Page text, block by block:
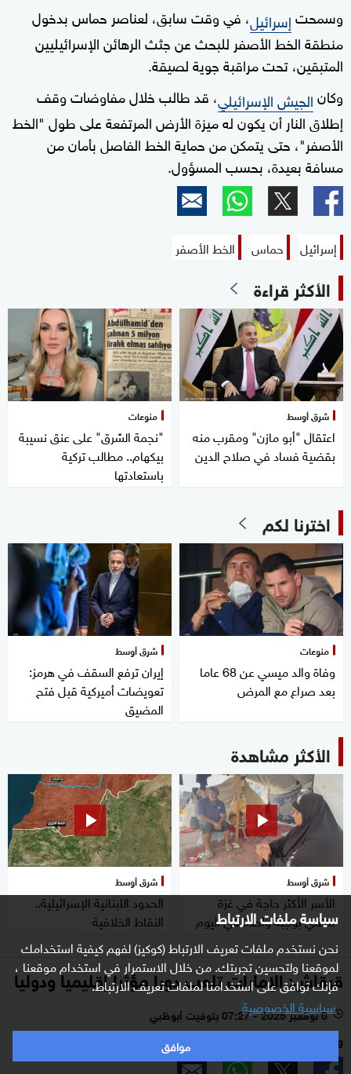
سياسة ملفات الارتباط
نحن نستخدم ملفات تعريف الارتباط (كوكيز) لفهم كيفية استخدامك
لموقعنا ولتحسين تجربتك. من خلال الاستمرار في استخدام موقعنا ،
فإنك توافق على استخدامنا لملفات تعريف الارتباط.
سياسية الخصوصية
موافق
وسمحتإسرائيل، في وقت سابق، لعناصر حماس بدخول
منطقة الخط الأصفر للبحث عن جثث الرهائن الإسرائيليين
المتبقين، تحت مراقبة جوية لصيقة.
وكانالجيش الإسرائيلي، قد طالب خلال مفاوضات وقف
إطلاق النار أن يكون له ميزة الأرض المرتفعة على طول "الخط
الأصفر"، حتى يتمكن من حماية الخط الفاصل بأمان من
مسافة بعيدة، بحسب المسؤول.
إسرائيل حماس الخط الأصفر
الأكثر قراءة
شرق أوسط
اعتقال "أبو مازن" ومقرب منه
بقضية فساد في صلاح الدين
منوعات
"نجمة الشرق" على عنق نسيبة
بيكهام.. مطالب تركية
باستعادتها
اخترنا لكم
منوعات
وفاة والد ميسي عن 68 عاما
بعد صراع مع المرض
شرق أوسط
إيران ترفع السقف في هرمز:
تعويضات أميركية قبل فتح
المضيق
الأكثر مشاهدة
شرق أوسط
الأسر الأكثر حاجة في غزة
تكتفي بوجبة واحدة في اليوم
شرق أوسط
الحدود اللبنانية الإسرائيلية..
النقاط الخلافية
قرقاش: الإمارات تلعب دورا مؤثرا إقليميا ودوليا
l 6 نوفمبر 2025 - 07:27 بتوقيت أبوظبي
وكالات - أبوظبي